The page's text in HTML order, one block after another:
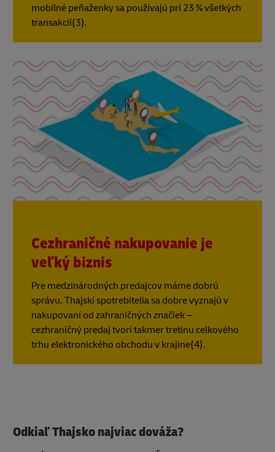
mobilné peňaženky sa používajú pri 23 % všetkých
transakcií(3).
Cezhraničné nakupovanie je
veľký biznis
Pre medzinárodných predajcov máme dobrú
správu. Thajskí spotrebitelia sa dobre vyznajú v
nakupovaní od zahraničných značiek –
cezhraničný predaj tvorí takmer tretinu celkového
trhu elektronického obchodu v krajine(4).
Odkiaľ Thajsko najviac dováža?